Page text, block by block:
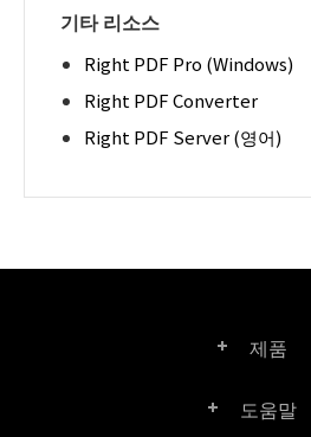
기타 리소스
Right PDF Pro (Windows)
Right PDF Converter
Right PDF Server (영어)
제품
Right PDF Pro
도움말